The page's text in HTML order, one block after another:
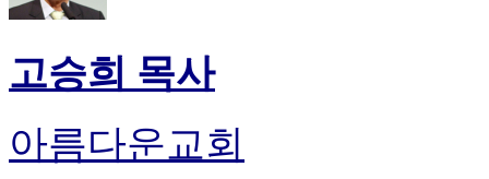
고승희 목사
아름다운교회